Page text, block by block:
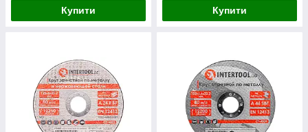
Купити Купити